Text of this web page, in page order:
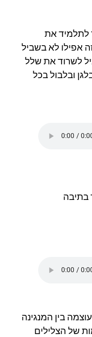
לתלמיד את
אפילו לא בשביל
לשרוד את שלל
ובלבול בכל
בתיבה
בין המנגינה
של הצלילים